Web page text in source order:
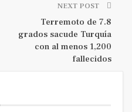
NEXT POST
Terremoto de 7.8
grados sacude Turquía
con al menos 1,200
fallecidos